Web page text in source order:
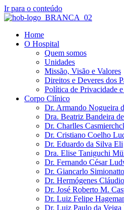
Ir para o conteúdo
Home
O Hospital
Quem somos
Unidades
Missão, Visão e Valores
Direitos e Deveres dos
Política de Privacidade
Corpo Clínico
Dr. Armando Nogueira
Dra. Beatriz Bandeira
Dr. Charlles
Dr. Cristiano Coelho
Dr. Eduardo da Silva Eli
Dra. Elise Taniguchi
Dr. Fernando César
Dr. Giancarlo Simionatto
Dr. Hermógenes
Dr. José Roberto M.
Dr. Luiz Felipe
Dr. Luiz Paulo da Veiga